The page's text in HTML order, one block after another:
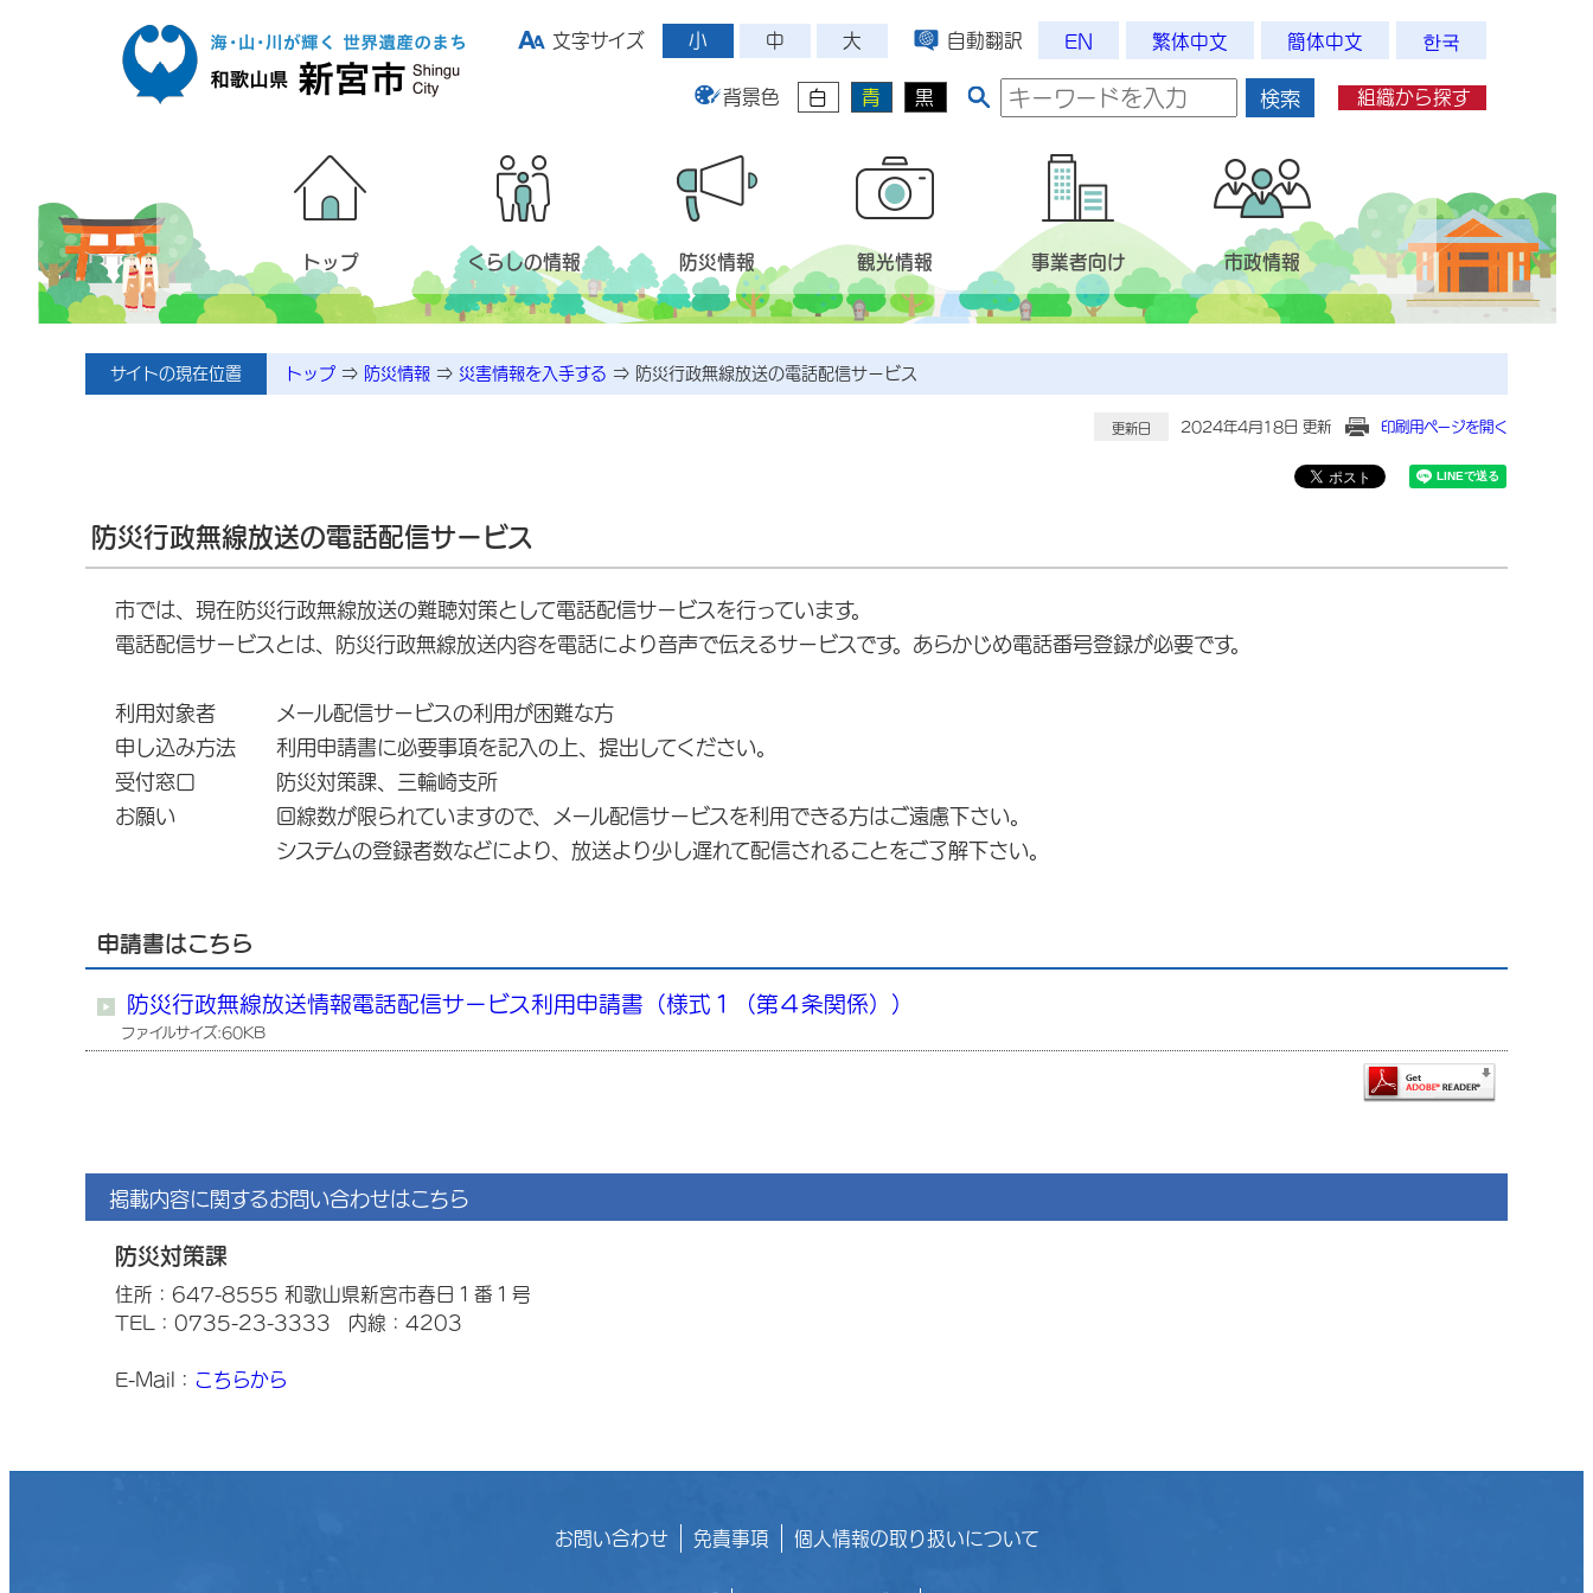
文字サイズ
小 中 大 自動翻訳 EN 繁体中文 簡体中文 한국
背景色 白 青 黒 検索 組織から探す
トップ くらしの情報 防災情報 観光情報 事業者向け 市政情報
サイトの現在位置 トップ ⇒ 防災情報 ⇒ 災害情報を入手する ⇒ 防災行政無線放送の電話配信サービス
更新日 2024年4月18日 更新 印刷用ページを開く
防災行政無線放送の電話配信サービス
市では、現在防災行政無線放送の難聴対策として電話配信サービスを行っています。
電話配信サービスとは、防災行政無線放送内容を電話により音声で伝えるサービスです。あらかじめ電話番号登録が必要です。
利用対象者 メール配信サービスの利用が困難な方
申し込み方法 利用申請書に必要事項を記入の上、提出してください。
受付窓口 防災対策課、三輪崎支所
お願い 回線数が限られていますので、メール配信サービスを利用できる方はご遠慮下さい。
システムの登録者数などにより、放送より少し遅れて配信されることをご了解下さい。
申請書はこちら
防災行政無線放送情報電話配信サービス利用申請書（様式１（第４条関係））
ファイルサイズ:60KB
掲載内容に関するお問い合わせはこちら
防災対策課
住所：647-8555 和歌山県新宮市春日１番１号
TEL：0735-23-3333
内線：4203
E-Mail： こちらから
お問い合わせ 免責事項 個人情報の取り扱いについて